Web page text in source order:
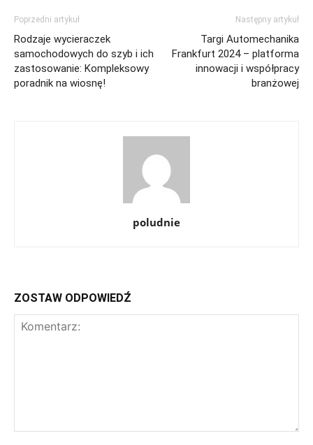
Poprzedni artykuł
Rodzaje wycieraczek
samochodowych do szyb i ich
zastosowanie: Kompleksowy
poradnik na wiosnę!
Następny artykuł
Targi Automechanika
Frankfurt 2024 – platforma
innowacji i współpracy
branżowej
poludnie
ZOSTAW ODPOWIEDŹ